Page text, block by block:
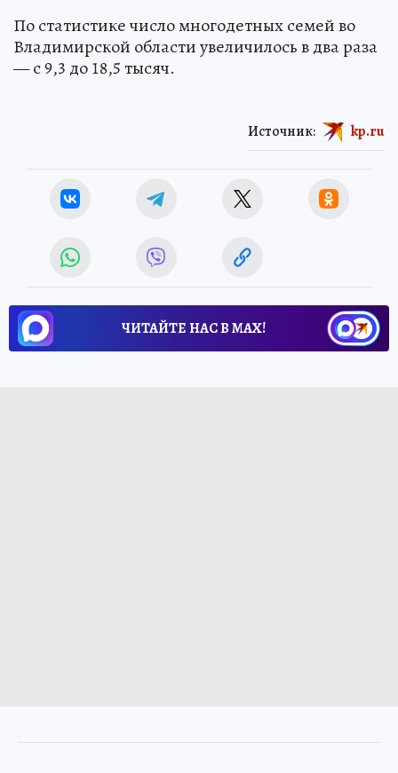
По статистике число многодетных семей во
Владимирской области увеличилось в два раза
— с 9,3 до 18,5 тысяч.
Источник: kp.ru
ЧИТАЙТЕ НАС В МАХ!